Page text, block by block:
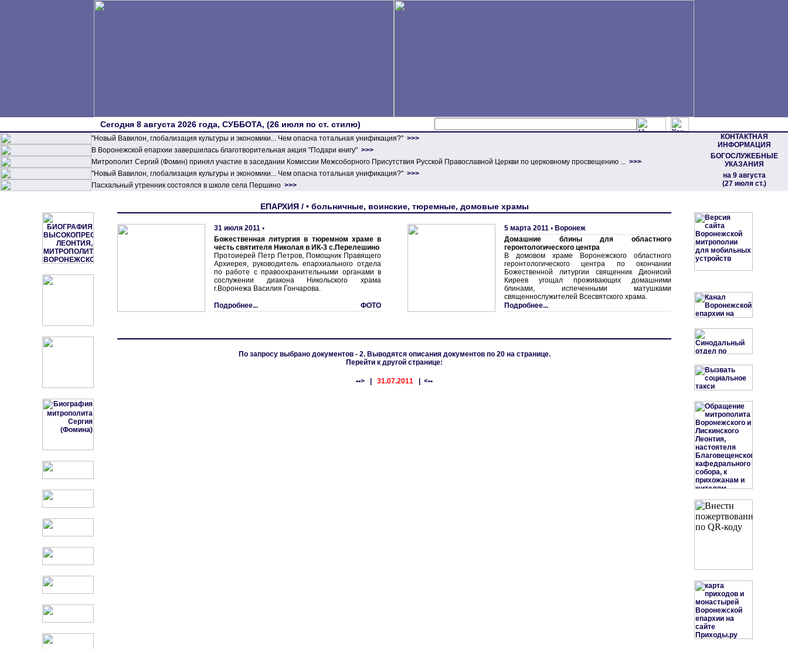
Сегодня 8 августа 2026 года, СУББОТА, (26 июля по ст. стилю)
"Новый Вавилон, глобализация культуры и экономики... Чем опасна тотальная унификация?" >>>
КОНТАКТНАЯ
ИНФОРМАЦИЯ
БОГОСЛУЖЕБНЫЕ
УКАЗАНИЯ
на 9 августа
(27 июля ст.)
В Воронежской епархии завершилась благотворительная акция "Подари книгу" >>>
Митрополит Сергий (Фомин) принял участие в заседании Комиссии Межсоборного Присутствия Русской Православной Церкви по церковному просвещению ... >>>
"Новый Вавилон, глобализация культуры и экономики... Чем опасна тотальная унификация?" >>>
Пасхальный утренник состоялся в школе села Першино >>>
ЕПАРХИЯ / • больничные, воинские, тюремные, домовые храмы
31 июля 2011 •
Божественная литургия в тюремном храме в
честь святителя Николая в ИК-3 с.Перелешино
Протоиерей Петр Петров, Помощник Правящего
Архиерея, руководитель епархиального отдела
по работе с правоохранительными органами в
сослужении диакона Никольского храма
г.Воронежа Василия Гончарова.
Подробнее... ФОТО
5 марта 2011 • Воронеж
Домашние блины для областного
геронтологического центра
В домовом храме Воронежского областного
геронтологического центра по окончании
Божественной литургии священник Дионисий
Киреев угощал проживающих домашними
блинами, испеченными матушками
священнослужителей Всесвятского храма.
Подробнее...
По запросу выбрано документов - 2. Выводятся описания документов по 20 на странице.
Перейти к другой странице:
••> 31.07.2011 | <••